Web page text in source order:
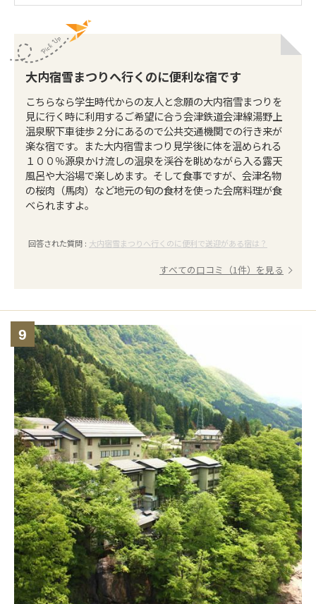
大内宿雪まつりへ行くのに便利な宿です
こちらなら学生時代からの友人と念願の大内宿雪まつりを
見に行く時に利用するご希望に合う会津鉄道会津線湯野上
温泉駅下車徒歩２分にあるので公共交通機関での行き来が
楽な宿です。また大内宿雪まつり見学後に体を温められる
１００％源泉かけ流しの温泉を渓谷を眺めながら入る露天
風呂や大浴場で楽しめます。そして食事ですが、会津名物
の桜肉（馬肉）など地元の旬の食材を使った会席料理が食
べられますよ。
回答された質問 : 大内宿雪まつりへ行くのに便利で送迎がある宿は？
すべての口コミ（1件）を見る
9